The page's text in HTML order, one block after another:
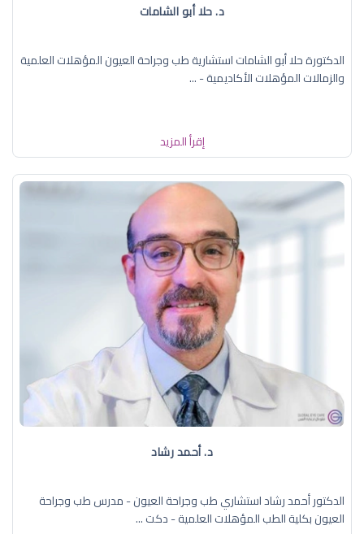
د. حلا أبو الشامات
الدكتورة حلا أبو الشامات استشارية طب وجراحة العيون المؤهلات العلمية
والزمالات المؤهلات الأكاديمية - ...
إقرأ المزيد
د. ‏أحمد رشاد
الدكتور أحمد رشاد استشاري طب وجراحة العيون - مدرس طب وجراحة
العيون بكلية الطب المؤهلات العلمية - دكت ...